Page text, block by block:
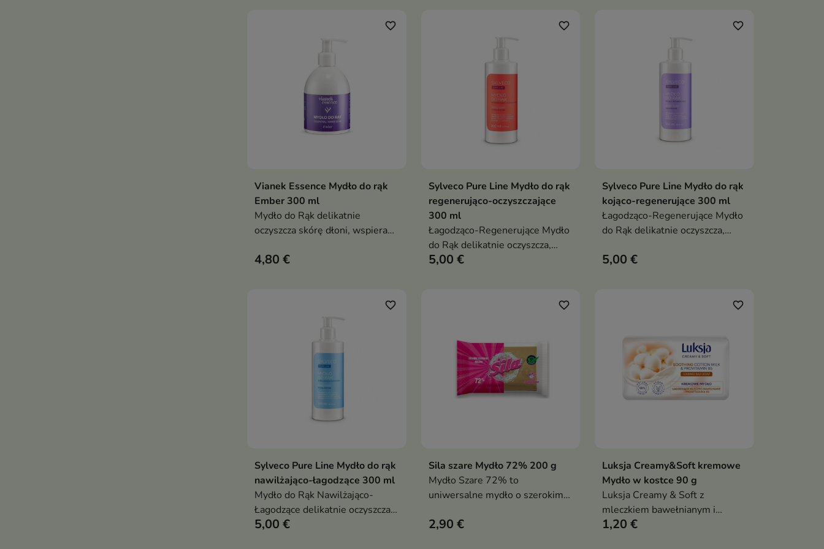
Dodaj do koszyka
favorite_border
Vianek Essence Mydło do rąk
Ember 300 ml
Mydło do Rąk delikatnie
oczyszcza skórę dłoni, wspiera
pozostawia subtelny, ciepły
4,80 €
Dodaj do koszyka
favorite_border
Sylveco Pure Line Mydło do rąk
regenerująco-oczyszczające
300 ml
Łagodząco-Regenerujące Mydło
do Rąk delikatnie oczyszcza,
wspiera nawilżenie i regenerację
5,00 €
Dodaj do koszyka
favorite_border
Sylveco Pure Line Mydło do rąk
kojąco-regenerujące 300 ml
Łagodząco-Regenerujące Mydło
do Rąk delikatnie oczyszcza,
skóry dłoni, pozostawiając je
5,00 €
Dodaj do koszyka
favorite_border
Sylveco Pure Line Mydło do rąk
nawilżająco-łagodzące 300 ml
Mydło do Rąk Nawilżająco-
Łagodzące delikatnie oczyszcza
skórę dłoni, wspiera jej
5,00 €
Dodaj do koszyka
favorite_border
Sila szare Mydło 72% 200 g
Mydło Szare 72% to
uniwersalne mydło o szerokim
się zarówno do prania, usuwania
2,90 €
Dodaj do koszyka
favorite_border
Luksja Creamy&Soft kremowe
Mydło w kostce 90 g
Luksja Creamy & Soft z
mleczkiem bawełnianym i
prowitaminą B5 to kremowe
1,20 €